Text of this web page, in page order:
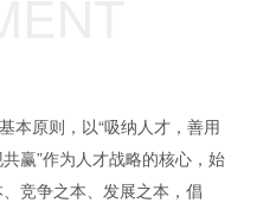
本原则，以“吸纳人才，善用
赢”作为人才战略的核心，始
竞争之本、发展之本，倡